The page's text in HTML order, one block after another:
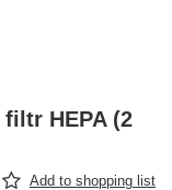
HEPA (2
Add to shopping list